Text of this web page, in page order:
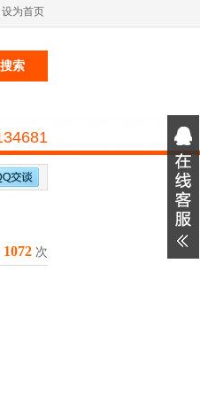
设为首页
1072 次